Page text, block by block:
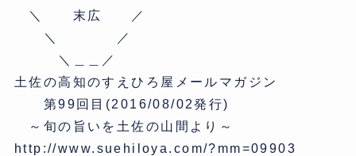
＼ 末広 ／
＼ ／
＼＿＿／
土佐の高知のすえひろ屋メールマガジン
第99回目(2016/08/02発行)
～旬の旨いを土佐の山間より～
http://www.suehiloya.com/?mm=09903